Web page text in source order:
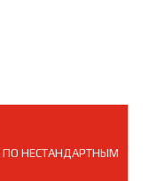
ПО НЕСТАНДАРТНЫМ